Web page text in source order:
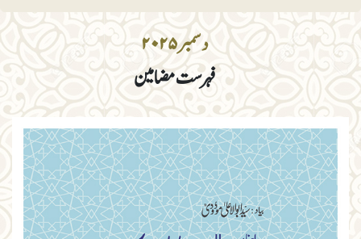
دسمبر ۲۰۲۵
فہرست مضامین